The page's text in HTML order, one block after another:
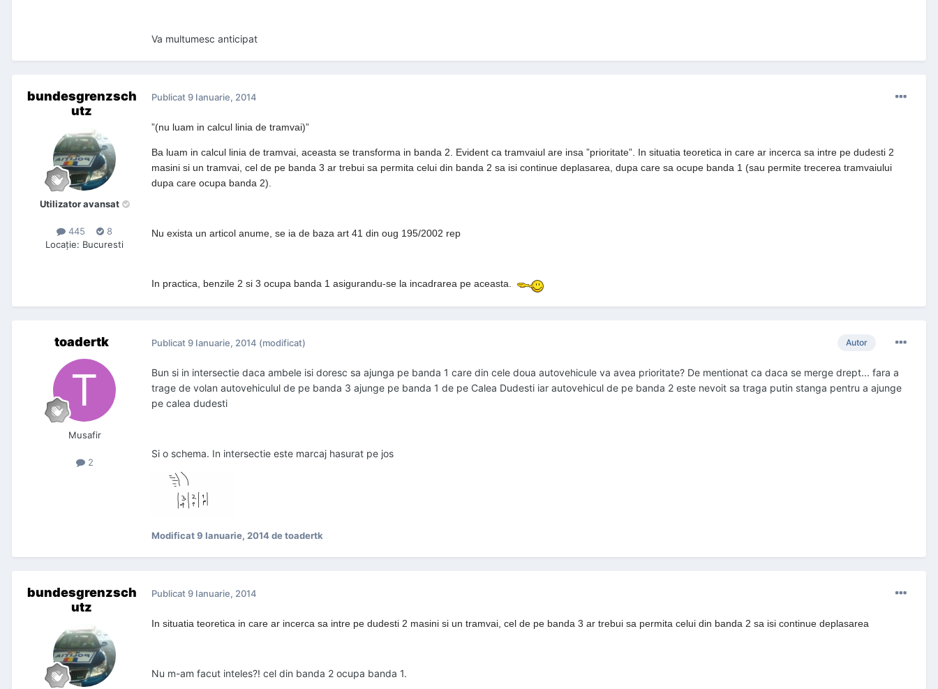
Va multumesc anticipat
bundesgrenzsch
utz
Utilizator avansat
445
8
Locaţie: Bucuresti
Publicat9 Ianuarie, 2014
”(nu luam in calcul linia de tramvai)”
Ba luam in calcul linia de tramvai, aceasta se transforma in banda 2. Evident ca tramvaiul are insa ”prioritate”. In situatia teoretica in care ar incerca sa intre pe dudesti 2
masini si un tramvai, cel de pe banda 3 ar trebui sa permita celui din banda 2 sa isi continue deplasarea, dupa care sa ocupe banda 1 (sau permite trecerea tramvaiului
dupa care ocupa banda 2).
Nu exista un articol anume, se ia de baza art 41 din oug 195/2002 rep
In practica, benzile 2 si 3 ocupa banda 1 asigurandu-se la incadrarea pe aceasta.
toadertk
Musafir
2
Autor
Publicat9 Ianuarie, 2014 (modificat)
Bun si in intersectie daca ambele isi doresc sa ajunga pe banda 1 care din cele doua autovehicule va avea prioritate? De mentionat ca daca se merge drept... fara a
trage de volan autovehiculul de pe banda 3 ajunge pe banda 1 de pe Calea Dudesti iar autovehicul de pe banda 2 este nevoit sa traga putin stanga pentru a ajunge
pe calea dudesti
Si o schema. In intersectie este marcaj hasurat pe jos
Modificat9 Ianuarie, 2014de toadertk
bundesgrenzsch
utz
Publicat9 Ianuarie, 2014
In situatia teoretica in care ar incerca sa intre pe dudesti 2 masini si un tramvai, cel de pe banda 3 ar trebui sa permita celui din banda 2 sa isi continue deplasarea
Nu m-am facut inteles?! cel din banda 2 ocupa banda 1.